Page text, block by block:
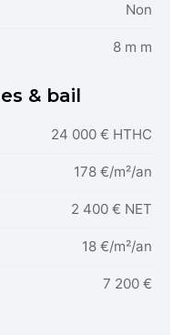
Non
8 m m
& bail
24 000 € HTHC
178 €/m²/an
2 400 € NET
18 €/m²/an
7 200 €